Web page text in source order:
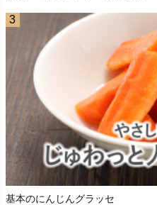
基本のにんじんグラッセ